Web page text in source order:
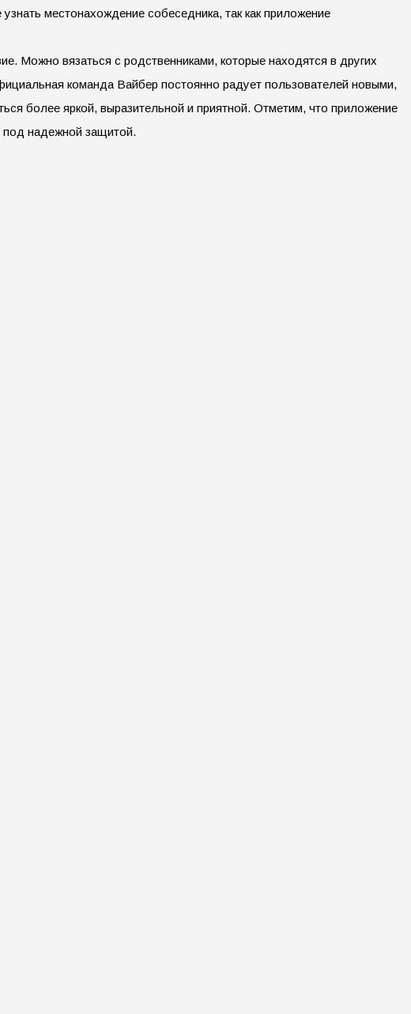
местонахождение собеседника, так как приложение
Можно вязаться с родственниками, которые находятся в других
команда Вайбер постоянно радует пользователей новыми,
более яркой, выразительной и приятной. Отметим, что приложение
под надежной защитой.